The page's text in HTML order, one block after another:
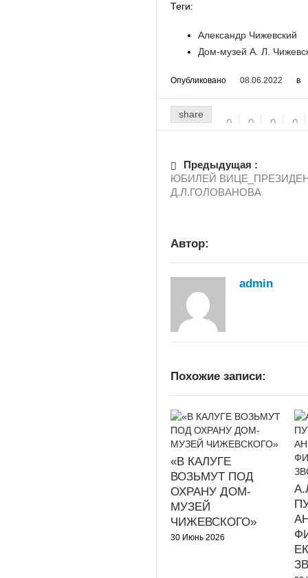
Теги:
Александр Чижевский
Дом-музей А. Л.
Опубликовано 08.06.2022 в
share
0 0 0 0
Предыдущая :
ЮБИЛЕЙ
Д.Л.ГОЛОВАНОВА
Автор:
admin
Похожие записи:
«В КАЛУГЕ
ВОЗЬМУТ ПОД
ОХРАНУ ДОМ-
МУЗЕЙ
ЧИЖЕВСКОГО»
30 Июнь 2026